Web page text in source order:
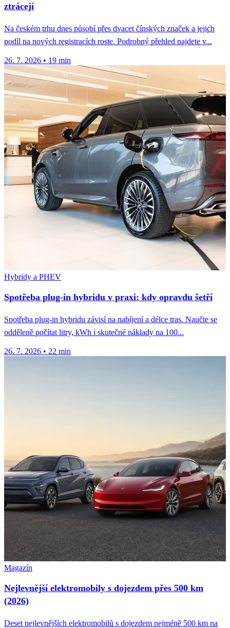
ztrácejí
Na českém trhu dnes působí přes dvacet čínských značek a jejich
podíl na nových registracích roste. Podrobný přehled najdete v...
26. 7. 2026 • 19 min
Hybridy a PHEV
Spotřeba plug-in hybridu v praxi: kdy opravdu šetří
Spotřeba plug-in hybridu závisí na nabíjení a délce tras. Naučte se
odděleně počítat litry, kWh i skutečné náklady na 100...
26. 7. 2026 • 22 min
Magazín
Nejlevnější elektromobily s dojezdem přes 500 km
(2026)
Deset nejlevnějších elektromobilů s dojezdem nejméně 500 km na